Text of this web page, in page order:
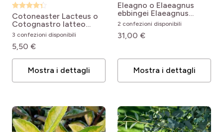
Cotoneaster Lacteus o
Cotognastro latteo
Cotoneaster lacteus
3 confezioni disponibili
5,50 €
Mostra i dettagli
Eleagno o Elaeagnus
ebbingei Elaeagnus
ebbingei
2 confezioni disponibili
31,00 €
Mostra i dettagli